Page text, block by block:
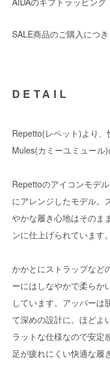
SALE商品のご購入につ
DETAIL
Repetto(レペット)より
Mules(カミーユミュール)
Repettoのアイコンモデ
にアレンジしたモデル。
やかな履き心地はそのま
ンに仕上げられています。
かかとにストラップなど
ーにはしなやかで柔らか
しています。アッパーは
て深めの設計に。ほどよ
ラットな仕様なので安定
足が疲れにくい快適な履